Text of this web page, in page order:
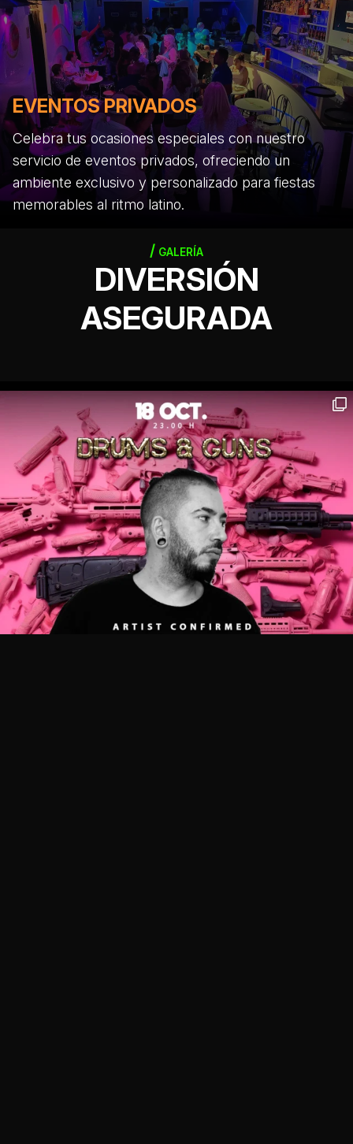
EVENTOS PRIVADOS
Celebra tus ocasiones especiales con nuestro
servicio de eventos privados, ofreciendo un
ambiente exclusivo y personalizado para fiestas
memorables al ritmo latino.
GALERÍA
DIVERSIÓN
ASEGURADA